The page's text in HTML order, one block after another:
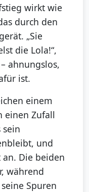
wirkt wie
durch den
„Sie
die Lola!“,
ahnungslos,
ist.
einem
einen Zufall
sein
und
Die beiden
während
Spuren